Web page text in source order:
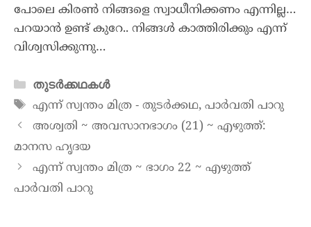
പോലെ കിരൺ നിങ്ങളെ സ്വാധീനിക്കണം എന്നില്ല…
പറയാൻ ഉണ്ട് കുറേ.. നിങ്ങൾ കാത്തിരിക്കും എന്ന്
വിശ്വസിക്കുന്നു…
തുടർക്കഥകൾ
എന്ന് സ്വന്തം മിത്ര - തുടർക്കഥ,പാർവതി പാറു
അശ്വതി ~ അവസാനഭാഗം (21) ~ എഴുത്ത്:
മാനസ ഹൃദയ
എന്ന് സ്വന്തം മിത്ര ~ ഭാഗം 22 ~ എഴുത്ത്
പാർവതി പാറു